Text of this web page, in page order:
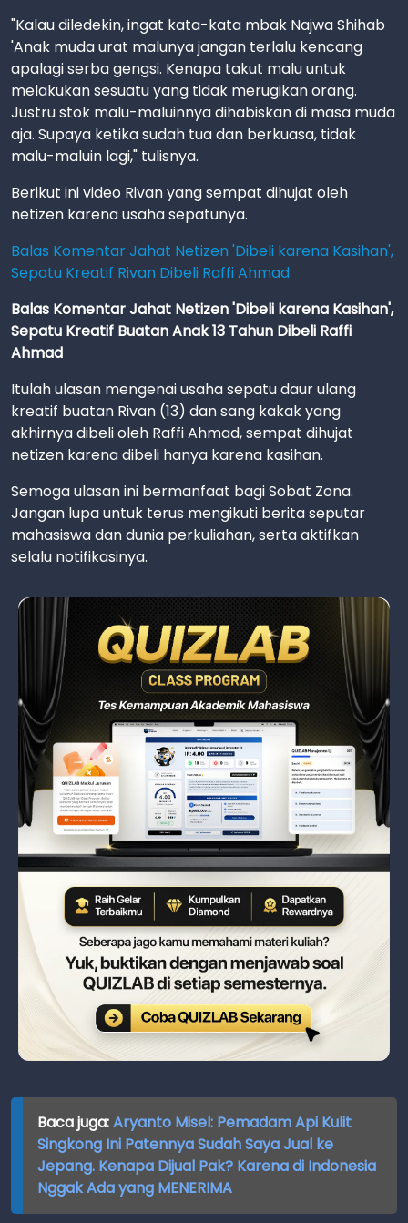
"Kalau diledekin, ingat kata-kata mbak Najwa Shihab
'Anak muda urat malunya jangan terlalu kencang
apalagi serba gengsi. Kenapa takut malu untuk
melakukan sesuatu yang tidak merugikan orang.
Justru stok malu-maluinnya dihabiskan di masa muda
aja. Supaya ketika sudah tua dan berkuasa, tidak
malu-maluin lagi," tulisnya.
Berikut ini video Rivan yang sempat dihujat oleh
netizen karena usaha sepatunya.
Balas Komentar Jahat Netizen 'Dibeli karena Kasihan',
Sepatu Kreatif Rivan Dibeli Raffi Ahmad
Balas Komentar Jahat Netizen 'Dibeli karena Kasihan',
Sepatu Kreatif Buatan Anak 13 Tahun Dibeli Raffi
Ahmad
Itulah ulasan mengenai usaha sepatu daur ulang
kreatif buatan Rivan (13) dan sang kakak yang
akhirnya dibeli oleh Raffi Ahmad, sempat dihujat
netizen karena dibeli hanya karena kasihan.
Semoga ulasan ini bermanfaat bagi Sobat Zona.
Jangan lupa untuk terus mengikuti berita seputar
mahasiswa dan dunia perkuliahan, serta aktifkan
selalu notifikasinya.
Baca juga:Aryanto Misel: Pemadam Api Kulit
Singkong Ini Patennya Sudah Saya Jual ke
Jepang. Kenapa Dijual Pak? Karena di Indonesia
Nggak Ada yang MENERIMA